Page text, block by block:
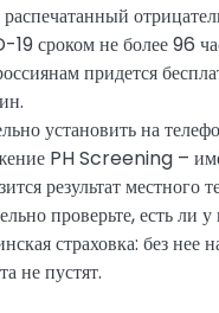
сроком не более 96
придется
установить на
PH Screening –
результат местного
проверьте, есть ли у
страховка: без нее
не пустят.